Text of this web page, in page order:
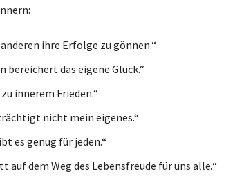
ihre Erfolge zu gönnen.“
bereichert das eigene Glück.“
innerem Frieden.“
nicht mein eigenes.“
es genug für jeden.“
auf dem Weg des Lebensfreude für uns alle.“